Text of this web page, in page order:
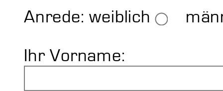
Anrede: weiblich
Ihr Vorname:
Shore
Impressum